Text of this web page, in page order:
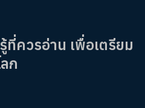
ควรอ่าน เพื่อเตรียม
ก